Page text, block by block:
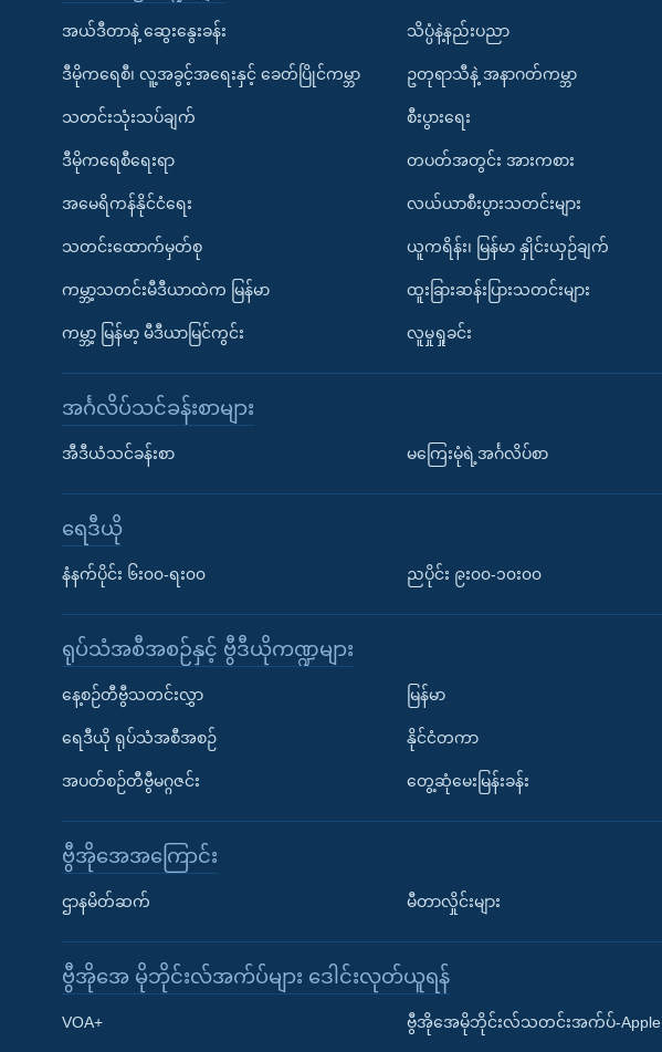
Learning English
အယ်ဒီတာနဲ့ ဆွေးနွေးခန်း
ဒီမိုကရေစီ၊ လူ့အခွင့်အရေးနှင့် ခေတ်ပြိုင်ကမ္ဘာ
သတင်းသုံးသပ်ချက်
ဒီမိုကရေစီရေးရာ
အမေရိကန်နိုင်ငံရေး
သတင်းထောက်မှတ်စု
ကမ္ဘာ့သတင်းမီဒီယာထဲက မြန်မာ
ကမ္ဘာ့ မြန်မာ့ မီဒီယာမြင်ကွင်း
သိပ္ပံနဲ့နည်းပညာ
ဥတုရာသီနဲ့ အနာဂတ်ကမ္ဘာ
စီးပွားရေး
တပတ်အတွင်း အားကစား
လယ်ယာစီးပွားသတင်းများ
ယူကရိန်း၊ မြန်မာ နှိုင်းယှဉ်ချက်
ထူးခြားဆန်းပြားသတင်းများ
လူမှုရှုခင်း
အင်္ဂလိပ်သင်ခန်းစာများ
အီဒီယံသင်ခန်းစာ မကြေးမုံရဲ့အင်္ဂလိပ်စာ
ရေဒီယို
နံနက်ပိုင်း ၆း၀၀-ရး၀၀ ညပိုင်း ၉း၀၀-၁၀း၀၀
ရုပ်သံအစီအစဉ်နှင့် ဗွီဒီယိုကဏ္ဍများ
နေ့စဉ်တီဗွီသတင်းလွှာ
ရေဒီယို ရုပ်သံအစီအစဉ်
အပတ်စဉ်တီဗွီမဂ္ဂဇင်း
မြန်မာ
နိုင်ငံတကာ
တွေ့ဆုံမေးမြန်းခန်း
ဗွီအိုအေအကြောင်း
ဌာနမိတ်ဆက် မီတာလှိုင်းများ
ဗွီအိုအေ မိုဘိုင်းလ်အက်ပ်များ ဒေါင်းလုတ်ယူရန်
VOA+ ဗွီအိုအေမိုဘိုင်းလ်သတင်းအက်ပ်-Apple